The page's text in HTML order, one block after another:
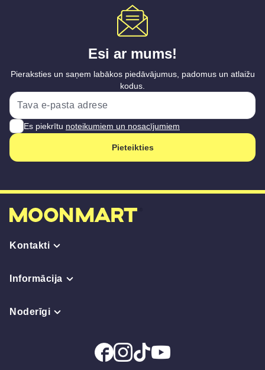
Esi ar mums!
Pieraksties un saņem labākos piedāvājumus, padomus un atlaižu
kodus.
Es piekrītu noteikumiem un nosacījumiem
Pieteikties
Kontakti
Informācija
Noderīgi